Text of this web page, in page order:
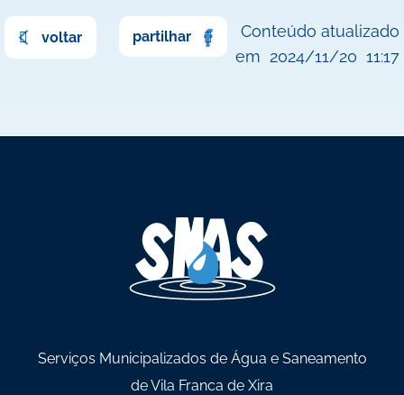
voltar partilhar
Conteúdo atualizado
em 2024/11/20 11:17
Serviços Municipalizados de Água e Saneamento
de Vila Franca de Xira